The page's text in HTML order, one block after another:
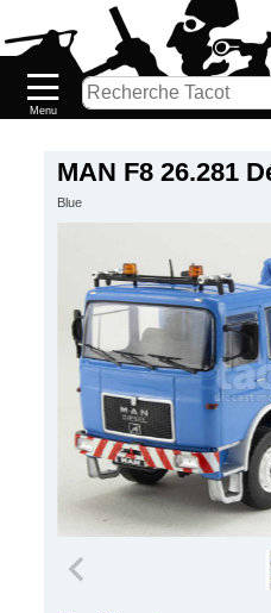
MAN F8 26.281
Blue
Nouveautés
Catalogue/Stock
PETITS
Réassort
Seconde